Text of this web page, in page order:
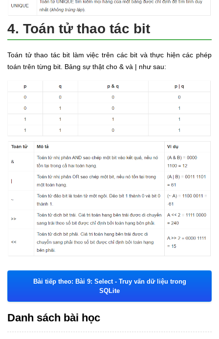
4. Toán tử thao tác bit
Toán tử thao tác bit làm việc trên các bit và thực hiện các phép
toán trên từng bit. Bảng sự thật cho & và | như sau:
Bài tiếp theo: Bài 9: Select - Truy vấn dữ liệu trong
SQLite
Danh sách bài học